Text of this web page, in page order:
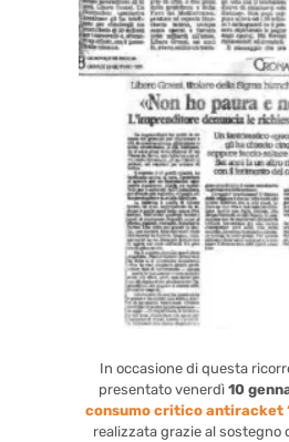
In occasione di questa
presentato venerdì 10
consumo critico antiracket
realizzata grazie al sostegno